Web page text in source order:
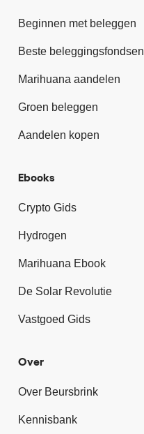
Beginnen met beleggen
Beste beleggingsfondsen
Marihuana aandelen
Groen beleggen
Aandelen kopen
Ebooks
Crypto Gids
Hydrogen
Marihuana Ebook
De Solar Revolutie
Vastgoed Gids
Over
Over Beursbrink
Kennisbank